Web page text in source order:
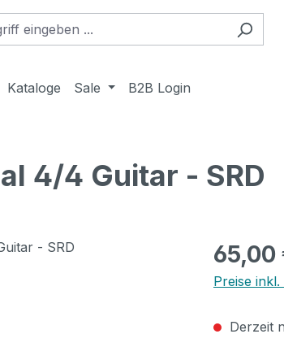
Kataloge Sale B2B Login
4/4 Guitar - SRD
Regulärer
65,00
Preise
Derzeit